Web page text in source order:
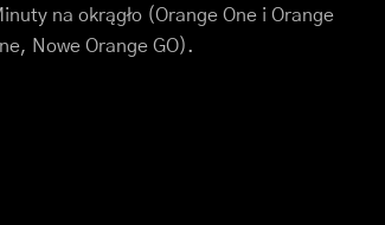
na okrągło (Orange One i Orange
Nowe Orange GO).